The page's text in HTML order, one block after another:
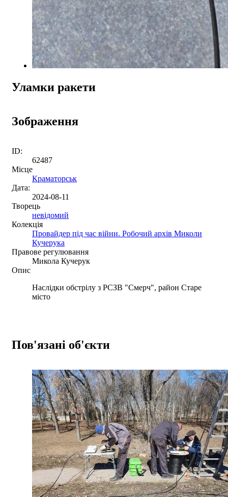
Уламки ракети
Зображення
ID:
62487
Місце
Краматорськ
Дата:
2024-08-11
Творець
невідомий
Колекція
Провайдер під час війни. Робочий архів Миколи
Кучерука
Правове регулювання
Микола Кучерук
Опис
Наслідки обстрілу з РСЗВ "Смерч", район Старе
місто
Пов'язані об'єкти